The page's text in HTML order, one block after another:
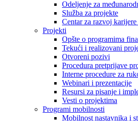
Odeljenje za
Služba za projekte
Centar za razvoj
Projekti
Opšte o programima
Tekući i realizovani
Otvoreni pozivi
Procedura pretprijave
Interne procedure za
Webinari i prezentacije
Resursi za pisanje i
Vesti o projektima
Programi mobilnosti
Mobilnost nastavnika i